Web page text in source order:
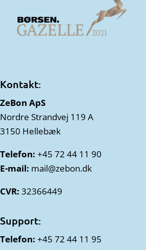
Kontakt:
ZeBon ApS
Nordre Strandvej 119 A
3150 Hellebæk
Telefon: +45 72 44 11 90
E-mail: mail@zebon.dk
CVR: 32366449
Support:
Telefon: +45 72 44 11 95